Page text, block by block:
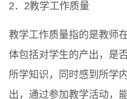
2．2教学工作质量
教学工作质量指的是教师
体包括对学生的产出，是
所学知识，同时感到所学
出，通过参加教学活动，